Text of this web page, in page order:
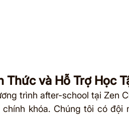
và Hỗ Trợ Học
trình after-school tại Zen
khóa. Chúng tôi có đội